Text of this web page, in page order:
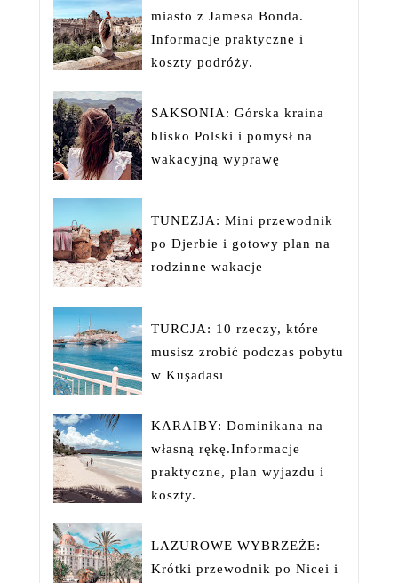
miasto z Jamesa Bonda.
Informacje praktyczne i
koszty podróży.
SAKSONIA: Górska kraina
blisko Polski i pomysł na
wakacyjną wyprawę
TUNEZJA: Mini przewodnik
po Djerbie i gotowy plan na
rodzinne wakacje
TURCJA: 10 rzeczy, które
musisz zrobić podczas pobytu
w Kuşadası
KARAIBY: Dominikana na
własną rękę.Informacje
praktyczne, plan wyjazdu i
koszty.
LAZUROWE WYBRZEŻE:
Krótki przewodnik po Nicei i